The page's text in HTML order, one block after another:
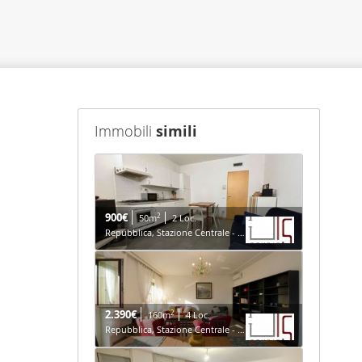
Immobili simili
900€ 50m2
2 Loc.
Repubblica, Stazione Centrale - Milano
2.390€ 160m2
4 Loc.
Repubblica, Stazione Centrale - Milano